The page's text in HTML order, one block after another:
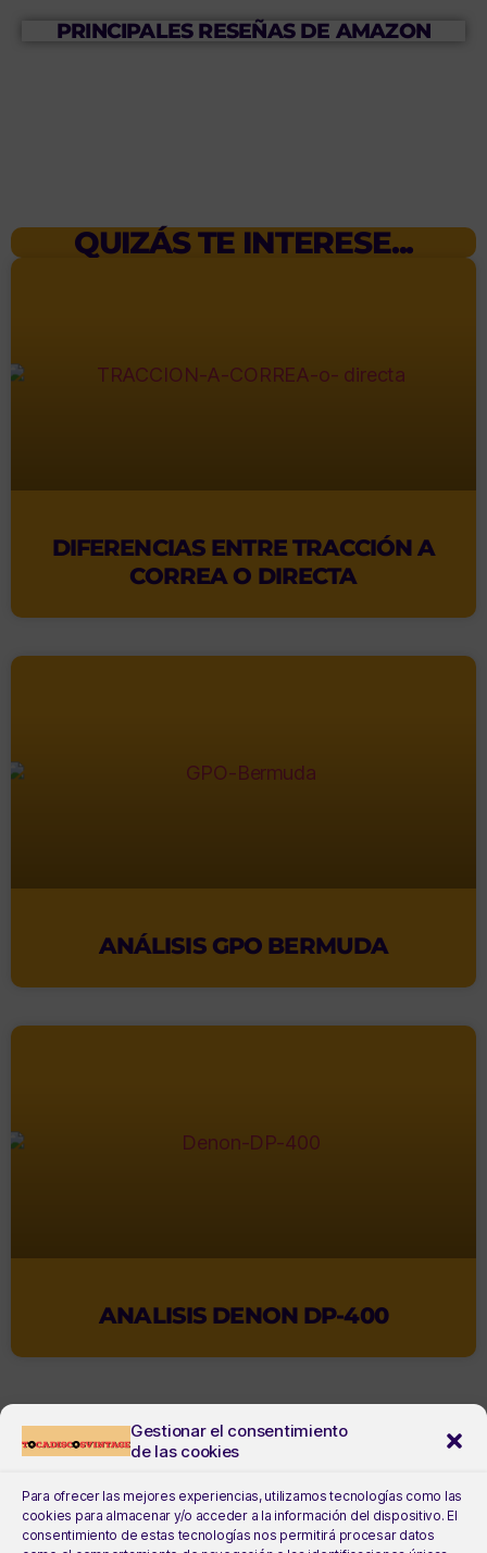
Gestionar el consentimiento
de las cookies
Para ofrecer las mejores experiencias, utilizamos tecnologías como las
cookies para almacenar y/o acceder a la información del dispositivo. El
consentimiento de estas tecnologías nos permitirá procesar datos
PRINCIPALES RESEÑAS DE AMAZON
QUIZÁS TE INTERESE...
DIFERENCIAS ENTRE TRACCIÓN A
CORREA O DIRECTA
ANÁLISIS GPO BERMUDA
ANALISIS DENON DP-400